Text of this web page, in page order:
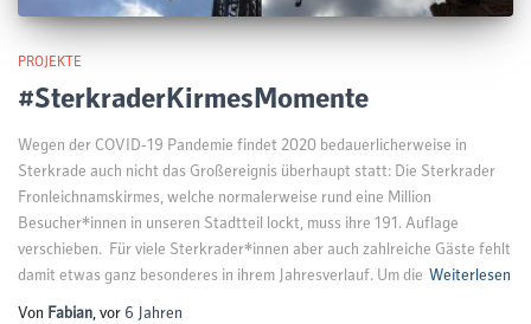
PROJEKTE
#SterkraderKirmesMomente
Wegen der COVID-19 Pandemie findet 2020 bedauerlicherweise in
Sterkrade auch nicht das Großereignis überhaupt statt: Die Sterkrader
Fronleichnamskirmes, welche normalerweise rund eine Million
Besucher*innen in unseren Stadtteil lockt, muss ihre 191. Auflage
verschieben. Für viele Sterkrader*innen aber auch zahlreiche Gäste fehlt
damit etwas ganz besonderes in ihrem Jahresverlauf. Um die Weiterlesen
Von Fabian, vor 6 Jahren